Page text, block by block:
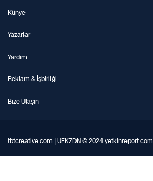
Künye
Yazarlar
Yardım
Reklam & İşbirliği
Bize Ulaşın
tbtcreative.com | UFKZDN © 2024 yetkinreport.com